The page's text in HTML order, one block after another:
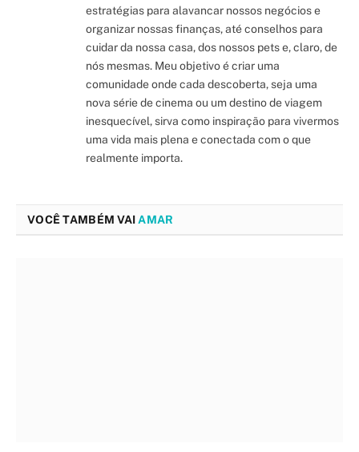
estratégias para alavancar nossos negócios e
organizar nossas finanças, até conselhos para
cuidar da nossa casa, dos nossos pets e, claro, de
nós mesmas. Meu objetivo é criar uma
comunidade onde cada descoberta, seja uma
nova série de cinema ou um destino de viagem
inesquecível, sirva como inspiração para vivermos
uma vida mais plena e conectada com o que
realmente importa.
VOCÊ TAMBÉM VAIAMAR